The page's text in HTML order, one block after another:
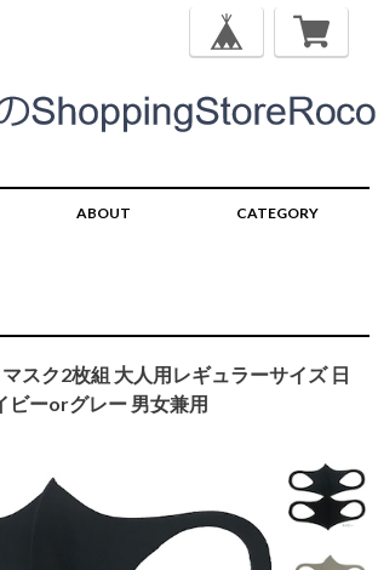
ABOUT CATEGORY
スク2枚組 大人用レギュラーサイズ 日
ビーorグレー 男女兼用